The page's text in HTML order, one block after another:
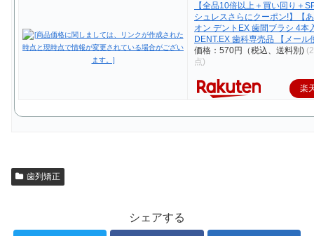
【全品10倍以上＋買い回り＋
シュレスさらにクーポン!】【
オン デントEX 歯間ブラシ 4本
DENT.EX 歯科専売品 【メール
価格：570円（税込、送料別)
点)
楽
歯列矯正
シェアする